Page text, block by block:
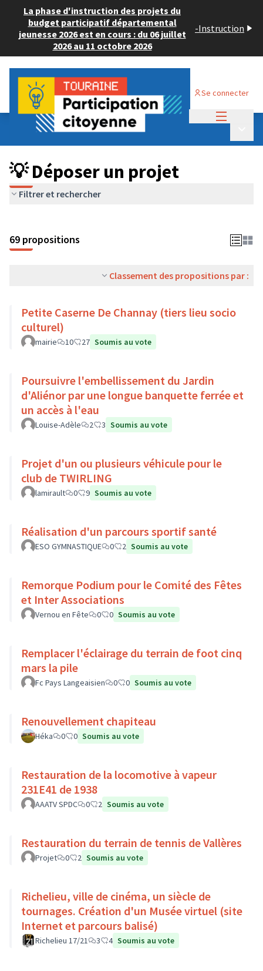
La phase d'instruction des projets du
budget participatif départemental
jeunesse 2026 est en cours : du 06 juillet
2026 au 11 octobre 2026
-Instruction
Se connecter
Budget Participatif ADULTE 2024
💡 Déposer un projet
💡 Déposer un projet
Filtrer et rechercher
69 propositions
Classement des propositions par :
Petite Caserne De Channay (tiers lieu socio
culturel)
mairie 10 27 Soumis au vote
Poursuivre l'embellissement du Jardin
d'Aliénor par une longue banquette ferrée et
un accès à l'eau
Louise-Adèle 2 3 Soumis au vote
Projet d'un ou plusieurs véhicule pour le
club de TWIRLING
lamirault 0 9 Soumis au vote
Réalisation d'un parcours sportif santé
ESO GYMNASTIQUE 0 2 Soumis au vote
Remorque Podium pour le Comité des Fêtes
et Inter Associations
Vernou en Fête 0 0 Soumis au vote
Remplacer l'éclairage du terrain de foot cinq
mars la pile
Fc Pays Langeaisien 0 0 Soumis au vote
Renouvellement chapiteau
Héka 0 0 Soumis au vote
Restauration de la locomotive à vapeur
231E41 de 1938
AAATV SPDC 0 2 Soumis au vote
Restauration du terrain de tennis de Vallères
Projet 0 2 Soumis au vote
Richelieu, ville de cinéma, un siècle de
tournages. Création d'un Musée virtuel (site
Internet et parcours balisé)
Richelieu 17/21 3 4 Soumis au vote